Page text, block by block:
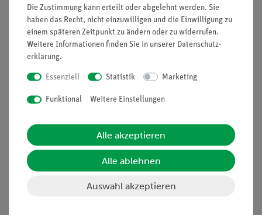
Vorteile
Versuch ist Teil einer Komplettlösung mit insgesamt 44
Versuchen in Pflanzenkunde, Fortpflanzung, Boden,
geeignet ist.
Mit detaillierten Lehrerinformation.
Besonders geeignet bei knapper Zeitplanung, da
minimale Vorbereitungszeit.
Dazu passendes Biologie-Set enthält alles für die
Die Zustimmung kann erteilt oder abgelehnt werden. Sie
haben das Recht, nicht einzuwilligen und die Einwilligung zu
einem späteren Zeitpunkt zu ändern oder zu widerrufen.
Weitere Informationen finden Sie in unserer Daten­schutz­
erklärung.
Essenziell Statistik Marketing
Funktional Weitere Einstellungen
Alle akzeptieren
Alle ablehnen
Auswahl akzeptieren